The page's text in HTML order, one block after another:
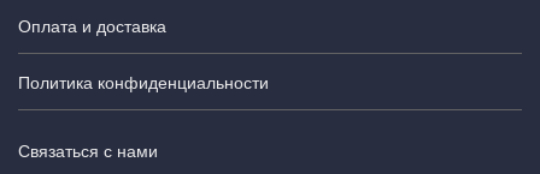
Оплата и доставка
Политика конфиденциальности
Связаться с нами